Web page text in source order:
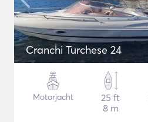
Cranchi Turchese 24
Motorjacht
25 ft
8 m